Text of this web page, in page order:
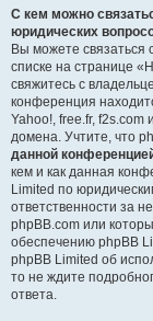
С кем можно
юридических
Вы можете связаться
списке на странице
свяжитесь с
конференция
Yahoo!, free.fr, f2s.com
домена. Учтите, что
данной
кем и как данная
Limited по
ответственности за
phpBB.com или
обеспечению phpBB
phpBB Limited об
то не ждите
ответа.